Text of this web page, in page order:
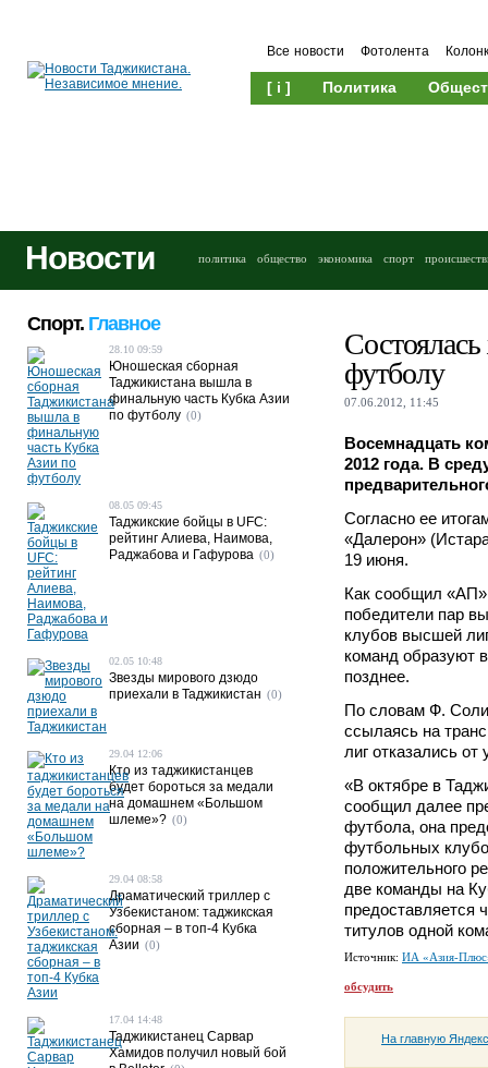
Все новости Фотолента
[ i ] Политика
Новости политика общество экономика спорт
футболу
07.06.2012, 11:45
Восемнадцать
2012 года. В
Согласно ее
«Далерон»
19 июня.
Как сообщил
победители пар
клубов высшей
команд образуют
позднее.
По словам Ф.
ссылаясь на
лиг отказались от
«В октябре в
сообщил далее
футбола, она
футбольных
положительного
две команды на
предоставляется
титулов одной
Источник: ИА «Азия-
обсудить
На главную
Спорт. Главное
28.10 09:59
Юношеская сборная
Таджикистана вышла в
финальную часть Кубка Азии
по футболу (0)
08.05 09:45
Таджикские бойцы в UFC:
рейтинг Алиева, Наимова,
Раджабова и Гафурова (0)
02.05 10:48
Звезды мирового дзюдо
приехали в Таджикистан (0)
29.04 12:06
Кто из таджикистанцев
будет бороться за медали
на домашнем «Большом
шлеме»? (0)
29.04 08:58
Драматический триллер с
Узбекистаном: таджикская
сборная – в топ-4 Кубка
Азии (0)
17.04 14:48
Таджикистанец Сарвар
Хамидов получил новый бой